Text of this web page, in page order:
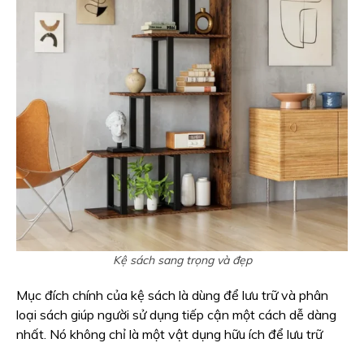
Kệ sách sang trọng và đẹp
Mục đích chính của kệ sách là dùng để lưu trữ và phân
loại sách giúp người sử dụng tiếp cận một cách dễ dàng
nhất. Nó không chỉ là một vật dụng hữu ích để lưu trữ